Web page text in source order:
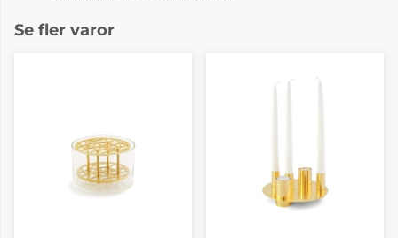
Se fler varor